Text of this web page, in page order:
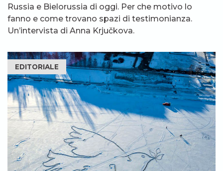
Russia e Bielorussia di oggi. Per che motivo lo
fanno e come trovano spazi di testimonianza.
Un’intervista di Anna Krjučkova.
EDITORIALE